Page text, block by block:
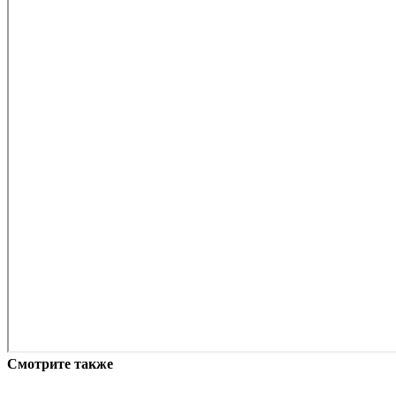
Смотрите также